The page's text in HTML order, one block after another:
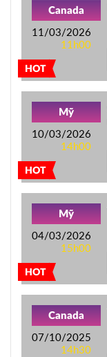
HOT
Canada
11/03/2026
11h00
HOT
Mỹ
10/03/2026
14h00
HOT
Mỹ
04/03/2026
15h00
Canada
07/10/2025
14h30